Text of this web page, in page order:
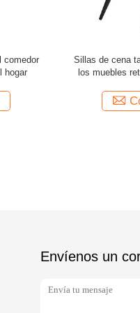
acento
con
Artículos para
las sillas
Envíenos un